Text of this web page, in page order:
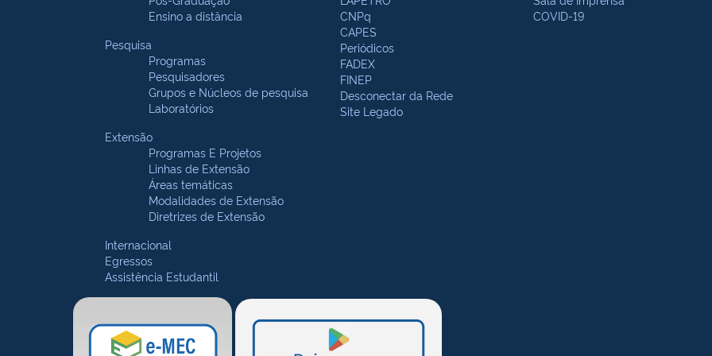
Ensino a distância
Pesquisa
Programas
Pesquisadores
Grupos e Núcleos de pesquisa
Laboratórios
Extensão
Programas E Projetos
Linhas de Extensão
Áreas temáticas
Modalidades de Extensão
Diretrizes de Extensão
Internacional
Egressos
Assistência Estudantil
CNPq
CAPES
Periódicos
FADEX
FINEP
Desconectar da Rede
Site Legado
COVID-19